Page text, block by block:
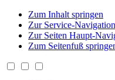
Zum Inhalt springen
Zur Service-
Zur Seiten Haupt-
Zum Seitenfuß